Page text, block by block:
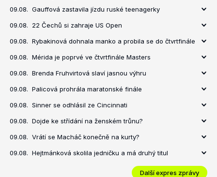
09.08. Gauffová zastavila jízdu ruské teenagerky
09.08. 22 Čechů si zahraje US Open
09.08. Rybakinová dohnala manko a probila se do čtvrtfinále
09.08. Mérida je poprvé ve čtvrtfinále Masters
09.08. Brenda Fruhvirtová slaví jasnou výhru
09.08. Palicová prohrála maratonské finále
09.08. Sinner se odhlásil ze Cincinnati
09.08. Dojde ke střídání na ženském trůnu?
09.08. Vrátí se Macháč konečně na kurty?
09.08. Hejtmánková skolila jedničku a má druhý titul
Další expres zprávy